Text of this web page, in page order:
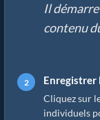
Il
contenu
Enregistrer
Cliquez sur
individuels